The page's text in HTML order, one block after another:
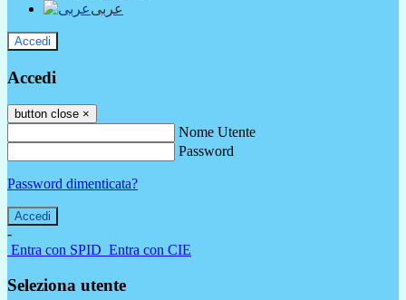
عربى
Accedi
Accedi
button close ×
Nome Utente
Password
Password dimenticata?
-
Entra con SPID Entra con CIE
Seleziona utente